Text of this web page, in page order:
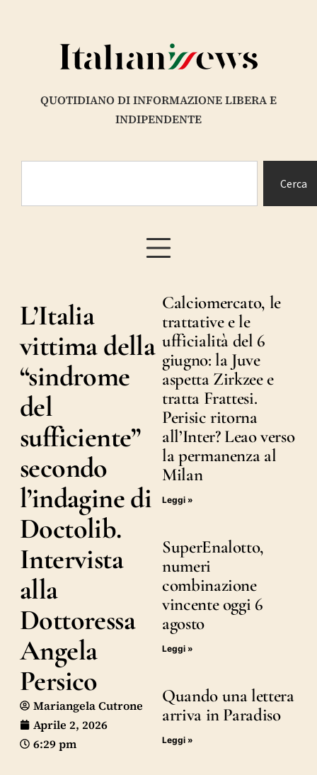
QUOTIDIANO DI INFORMAZIONE LIBERA E
INDIPENDENTE
Cerca
L’Italia
vittima della
“sindrome
del
sufficiente”
secondo
l’indagine di
Doctolib.
Intervista
alla
Dottoressa
Angela
Persico
Mariangela Cutrone
Aprile 2, 2026
6:29 pm
Calciomercato, le
trattative e le
ufficialità del 6
giugno: la Juve
aspetta Zirkzee e
tratta Frattesi.
Perisic ritorna
all’Inter? Leao verso
la permanenza al
Milan
Leggi »
SuperEnalotto,
numeri
combinazione
vincente oggi 6
agosto
Leggi »
Quando una lettera
arriva in Paradiso
Leggi »